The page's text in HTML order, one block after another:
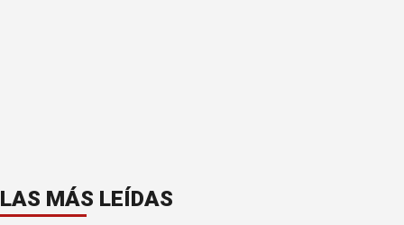
LAS MÁS LEÍDAS